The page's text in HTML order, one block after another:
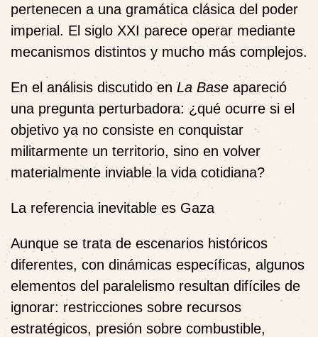
pertenecen a una gramática clásica del poder
imperial. El siglo XXI parece operar mediante
mecanismos distintos y mucho más complejos.
En el análisis discutido en La Base apareció
una pregunta perturbadora: ¿qué ocurre si el
objetivo ya no consiste en conquistar
militarmente un territorio, sino en volver
materialmente inviable la vida cotidiana?
La referencia inevitable es Gaza
Aunque se trata de escenarios históricos
diferentes, con dinámicas específicas, algunos
elementos del paralelismo resultan difíciles de
ignorar: restricciones sobre recursos
estratégicos, presión sobre combustible,